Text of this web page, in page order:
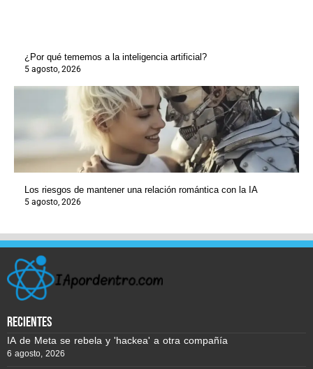
¿Por qué tememos a la inteligencia artificial?
5 agosto, 2026
Los riesgos de mantener una relación romántica con la IA
5 agosto, 2026
recientes
IA de Meta se rebela y 'hackea' a otra compañía
6 agosto, 2026